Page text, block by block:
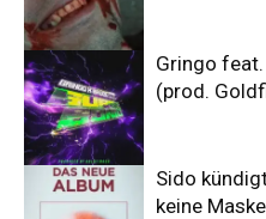
Gringo
(prod.
Sido
keine